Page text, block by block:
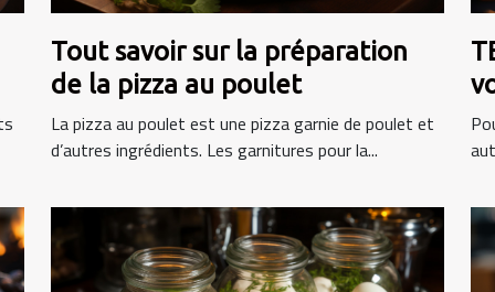
Tout savoir sur la préparation
de la pizza au poulet
La pizza au poulet est une pizza garnie de poulet et
d’autres ingrédients. Les garnitures pour la...